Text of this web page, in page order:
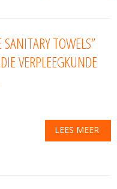
TOWELS”
VERPLEEGKUNDE
LEES MEER